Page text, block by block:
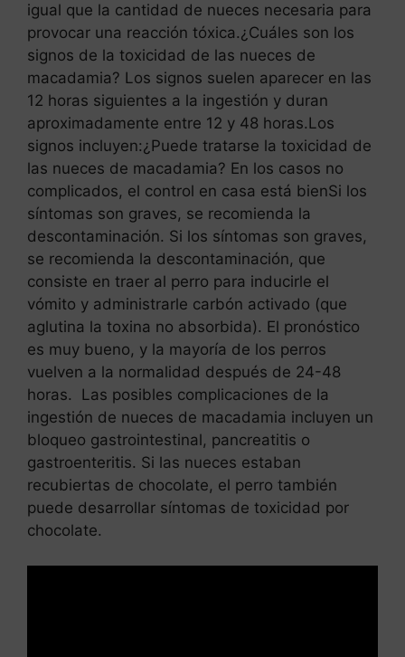
igual que la cantidad de nueces necesaria para
provocar una reacción tóxica.¿Cuáles son los
signos de la toxicidad de las nueces de
macadamia? Los signos suelen aparecer en las
12 horas siguientes a la ingestión y duran
aproximadamente entre 12 y 48 horas.Los
signos incluyen:¿Puede tratarse la toxicidad de
las nueces de macadamia? En los casos no
complicados, el control en casa está bienSi los
síntomas son graves, se recomienda la
descontaminación. Si los síntomas son graves,
se recomienda la descontaminación, que
consiste en traer al perro para inducirle el
vómito y administrarle carbón activado (que
aglutina la toxina no absorbida). El pronóstico
es muy bueno, y la mayoría de los perros
vuelven a la normalidad después de 24-48
horas. Las posibles complicaciones de la
ingestión de nueces de macadamia incluyen un
bloqueo gastrointestinal, pancreatitis o
gastroenteritis. Si las nueces estaban
recubiertas de chocolate, el perro también
puede desarrollar síntomas de toxicidad por
chocolate.